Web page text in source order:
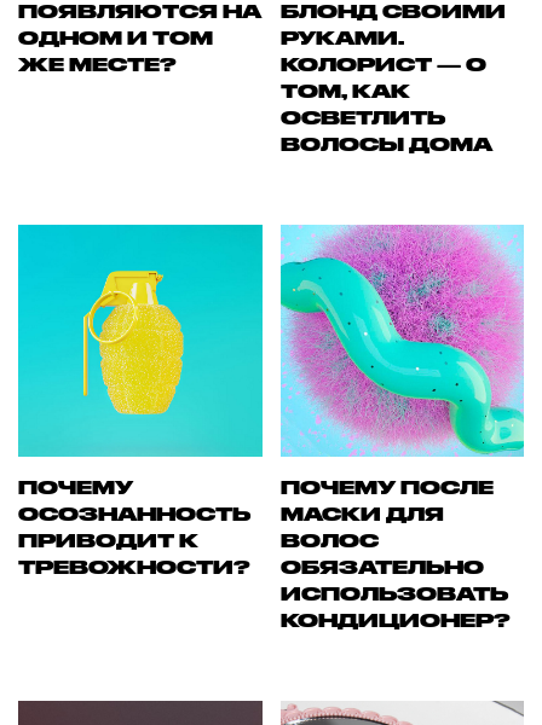
ПОЯВЛЯЮТСЯ НА
ОДНОМ И ТОМ
ЖЕ МЕСТЕ?
БЛОНД СВОИМИ
РУКАМИ.
КОЛОРИСТ — О
ТОМ, КАК
ОСВЕТЛИТЬ
ВОЛОСЫ ДОМА
ПОЧЕМУ
ОСОЗНАННОСТЬ
ПРИВОДИТ К
ТРЕВОЖНОСТИ?
ПОЧЕМУ ПОСЛЕ
МАСКИ ДЛЯ
ВОЛОС
ОБЯЗАТЕЛЬНО
ИСПОЛЬЗОВАТЬ
КОНДИЦИОНЕР?